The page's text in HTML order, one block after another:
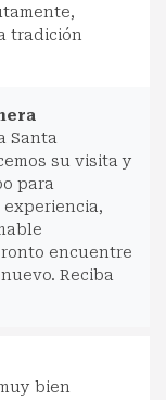
tradición
Santa
su visita y
para
encuentre
Reciba
bien